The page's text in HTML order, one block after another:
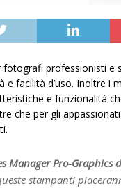
professionisti e
e facilità d’uso. Inoltre i
e funzionalità
che per gli
Manager Pro-Graphics
stampanti